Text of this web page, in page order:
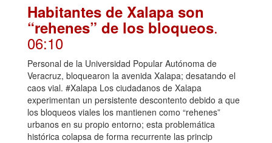
Habitantes de Xalapa son
“rehenes” de los bloqueos.
06:10
Personal de la Universidad Popular Autónoma de
Veracruz, bloquearon la avenida Xalapa; desatando el
caos vial. #Xalapa Los ciudadanos de Xalapa
experimentan un persistente descontento debido a que
los bloqueos viales los mantienen como “rehenes”
urbanos en su propio entorno; esta problemática
histórica colapsa de forma recurrente las princip